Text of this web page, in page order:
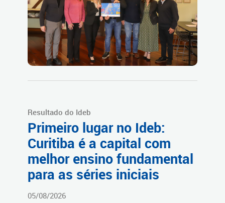
Resultado do Ideb
Primeiro lugar no Ideb:
Curitiba é a capital com
melhor ensino fundamental
para as séries iniciais
05/08/2026